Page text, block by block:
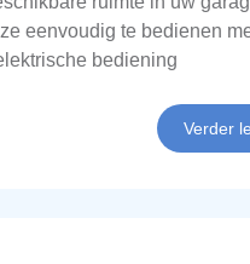
eenvoudig te bedienen
bediening
Verder